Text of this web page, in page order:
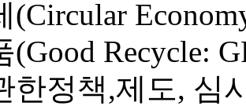
(Circular
(Good Recycle:
한정책,제도, 심